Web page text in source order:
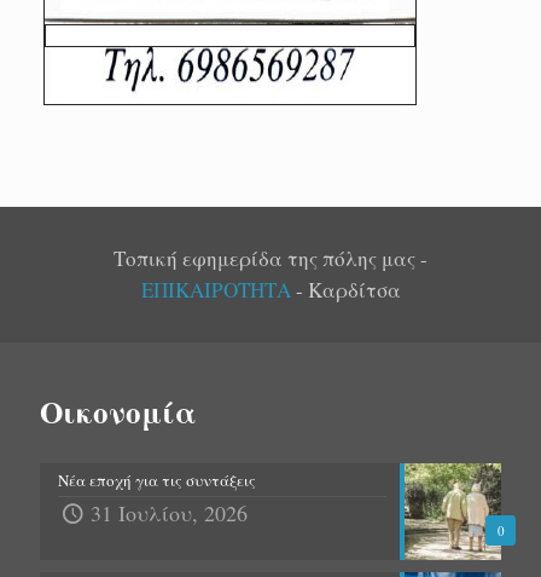
Τοπική εφημερίδα της πόλης μας -
ΕΠΙΚΑΙΡΟΤΗΤΑ- Καρδίτσα
Οικονομία
0
Νέα εποχή για τις συντάξεις
31 Ιουλίου, 2026